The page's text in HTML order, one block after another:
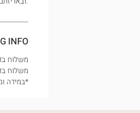
INFO
משלוח
משלוח
*במידה